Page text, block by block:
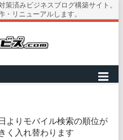
策済みビジネスブログ構築サイト。
・リニューアルします。
よりモバイル検索の順位が
く入れ替わります